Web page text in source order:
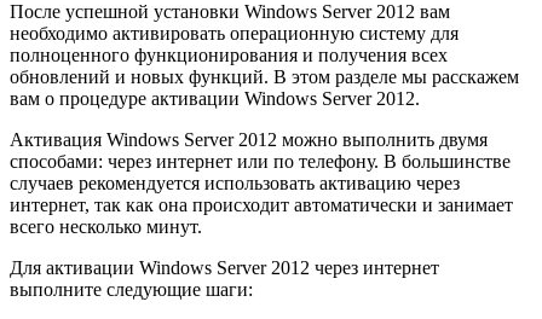
После успешной установки Windows Server 2012 вам
необходимо активировать операционную систему для
полноценного функционирования и получения всех
обновлений и новых функций. В этом разделе мы расскажем
вам о процедуре активации Windows Server 2012.
Активация Windows Server 2012 можно выполнить двумя
способами: через интернет или по телефону. В большинстве
случаев рекомендуется использовать активацию через
интернет, так как она происходит автоматически и занимает
всего несколько минут.
Для активации Windows Server 2012 через интернет
выполните следующие шаги: